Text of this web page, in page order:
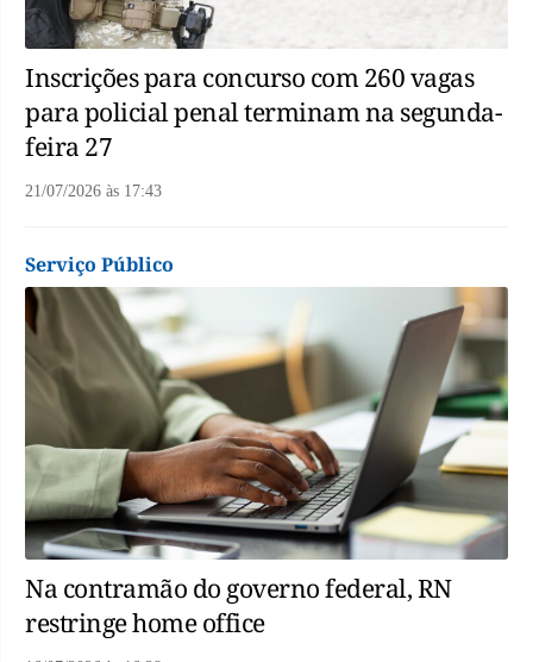
Inscrições para concurso com 260 vagas
para policial penal terminam na segunda-
feira 27
21/07/2026 às 17:43
Serviço Público
Na contramão do governo federal, RN
restringe home office